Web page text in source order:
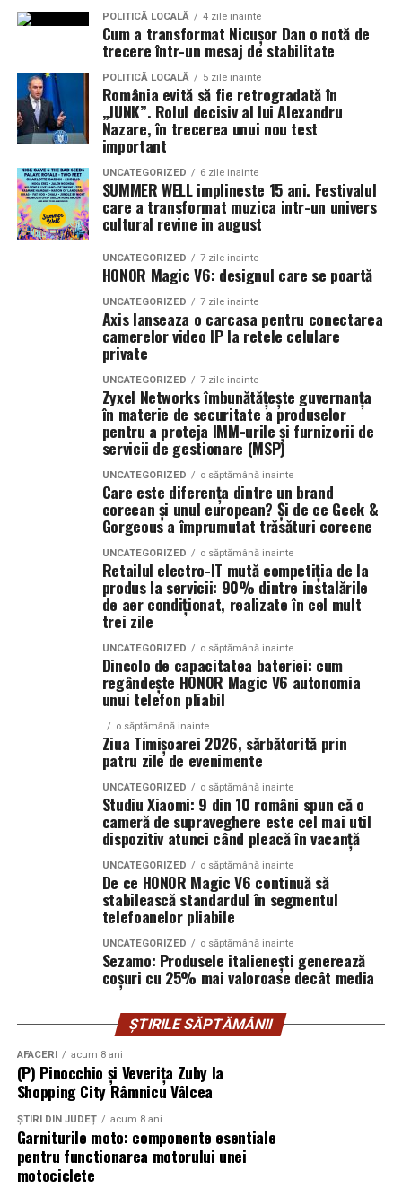
virtual bazat pe inteligență artificială disponibil 24/7,
Property Tinder, calculator de credit ipotecar, hartă
interactivă, alerte inteligente și contact direct cu
consultanții imobiliari. Dezvoltată de North Bucharest
Investments, aplicația face parte din strategia
companiei de digitalizare a pieței rezidențiale și de
integrare a tehnologiei în procesul de cumpărare și
investiție.
„Interesul pentru aplicație crește de la o lună la alta.
În ultimele 30 de zile, numărul utilizatorilor a
precedentă, iar utilizarea funcționalității AI Search a
avansat cu aproximativ 35%. Sunt indicatori care
confirmă că utilizatorii adoptă rapid noile tehnologii
și caută experiențe digitale mai inteligente și mai
eficiente. Credem că viitorul pieței imobiliare
aparține platformelor care combină inteligența
artificială cu expertiza umană, iar acesta este
modelul pe care îl construim prin aplicația North
, declarăVlad Musteață, CEO North
Bucharest Investments.
North Bucharestîși propune să redefinească
experiența de căutare a unei proprietăți prin integrarea
tehnologiilor de inteligență artificială într-o platformă
intuitivă și ușor de utilizat. Prin recomandări
personalizate, căutare conversațională și acces rapid la
unul dintre cele mai extinse portofolii rezidențiale din
București, aplicația răspunde noilor așteptări ale
cumpărătorilor și investitorilor, care își doresc procese
mai rapide, mai simple și mai eficiente.
Descarcă gratuit aplicația North Bucharest:
https://northbucharest.ro/descarca-aplicatia-imobiliara
Multiplu premiată în cadrul competițiilor naționale și
internaționale de real estate, compania este
recunoscută pentru performanțele sale în consultanță
investițională, reprezentarea dezvoltatorilor de top și
contribuția la profesionalizarea pieței imobiliare din
România. Prin expertiza echipei și accesul la unele dintre
cele mai relevante oportunități din piață, North
Bucharest Investments oferă soluții integrate pentru
cumpărători, investitori și dezvoltatori, facilitând
creștere și valorizare pe termen lung.
(Material furnizat și asumat de North Bucharest
Investments)
POLITICĂ LOCALĂ 4 zile inainte
Cum a transformat Nicușor Dan o notă de
trecere într-un mesaj de stabilitate
POLITICĂ LOCALĂ 5 zile inainte
România evită să fie retrogradată în
„JUNK”. Rolul decisiv al lui Alexandru
Nazare, în trecerea unui nou test
important
UNCATEGORIZED 6 zile inainte
SUMMER WELL implineste 15 ani. Festivalul
care a transformat muzica intr-un univers
cultural revine in august
UNCATEGORIZED 7 zile inainte
HONOR Magic V6: designul care se poartă
UNCATEGORIZED 7 zile inainte
Axis lanseaza o carcasa pentru conectarea
camerelor video IP la retele celulare
private
UNCATEGORIZED 7 zile inainte
Zyxel Networks îmbunătățește guvernanța
în materie de securitate a produselor
pentru a proteja IMM-urile și furnizorii de
servicii de gestionare (MSP)
UNCATEGORIZED o săptămână inainte
Care este diferența dintre un brand
coreean și unul european? Și de ce Geek &
Gorgeous a împrumutat trăsături coreene
UNCATEGORIZED o săptămână inainte
Retailul electro-IT mută competiția de la
produs la servicii: 90% dintre instalările
de aer condiționat, realizate în cel mult
trei zile
UNCATEGORIZED o săptămână inainte
Dincolo de capacitatea bateriei: cum
regândește HONOR Magic V6 autonomia
unui telefon pliabil
o săptămână inainte
Ziua Timișoarei 2026, sărbătorită prin
patru zile de evenimente
UNCATEGORIZED o săptămână inainte
Studiu Xiaomi: 9 din 10 români spun că o
cameră de supraveghere este cel mai util
dispozitiv atunci când pleacă în vacanță
UNCATEGORIZED o săptămână inainte
De ce HONOR Magic V6 continuă să
stabilească standardul în segmentul
telefoanelor pliabile
UNCATEGORIZED o săptămână inainte
Sezamo: Produsele italienești generează
coșuri cu 25% mai valoroase decât media
ȘTIRILE SĂPTĂMÂNII
AFACERI acum 8 ani
(P) Pinocchio și Veverița Zuby la
Shopping City Râmnicu Vâlcea
ȘTIRI DIN JUDEȚ acum 8 ani
Garniturile moto: componente esentiale
pentru functionarea motorului unei
motociclete